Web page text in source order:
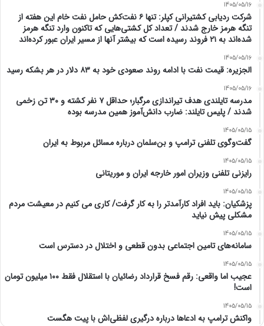
1405/05/16
شرکت ردیابی کشتیرانی کپلر: تنها ۶ نفت‌کش حامل نفت خام این هفته از
تنگه هرمز خارج شدند / تعداد کل کشتی‌هایی که تاکنون وارد تنگه هرمز
شده‌اند به ۲۱ فروند رسیده است که بیشتر آنها از مسیر ایران عبور کرده‌اند
1405/05/16
الجزیره: قیمت نفت با ادامه روند صعودی خود به ۸۳ دلار در هر بشکه رسید
1405/05/16
مدرسه تایلندی هدف تیراندازی مرگبار؛ حداقل ۷ نفر کشته و ۳۰ تن زخمی
شدند / پلیس تایلند: ضارب دانش‌آموز همین مدرسه بوده
1405/05/15
گفت‌وگوی تلفنی ترامپ و بن‌سلمان درباره مسائل مربوط به ایران
1405/05/15
رایزنی تلفنی وزیران امور خارجه ایران و موریتانی
1405/05/15
پزشکیان: باید افراد کارآمدتر را به کار گرفت/ کاری می کنیم در معیشت مردم
مشکلی پیش نیاید
1405/05/15
سامانه‌های تامین اجتماعی بدون قطعی و اختلال در دسترس است
1405/05/15
عجیب اما واقعی: رقم فسخ قرارداد رضائیان با استقلال فقط ۱۰۰ میلیون تومان
است!
1405/05/15
واکنش ترامپ به ادعاها درباره درگیری لفظی‌اش با پیت هگست